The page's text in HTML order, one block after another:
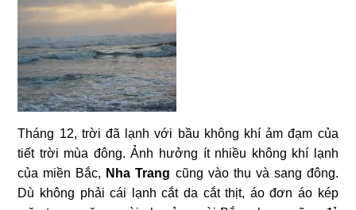
Tháng 12, trời đã lạnh với bầu không khí ảm đạm của
tiết trời mùa đông. Ảnh hưởng ít nhiều không khí lạnh
của miền Bắc, Nha Trang cũng vào thu và sang đông.
Dù không phải cái lạnh cắt da cắt thịt, áo đơn áo kép